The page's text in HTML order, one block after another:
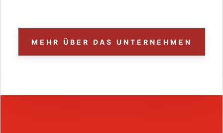
MEHR ÜBER DAS UNTERNEHMEN